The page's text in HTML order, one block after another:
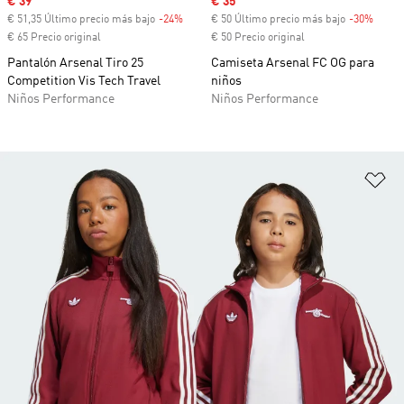
€ 51,35 Último precio más bajo -24% Descuento
€ 65 Precio original
Pantalón Arsenal Tiro 25
Competition Vis Tech Travel
Niños Performance
€ 50 Último precio más bajo -30%
€ 50 Precio original
Camiseta Arsenal FC OG para
niños
Niños Performance